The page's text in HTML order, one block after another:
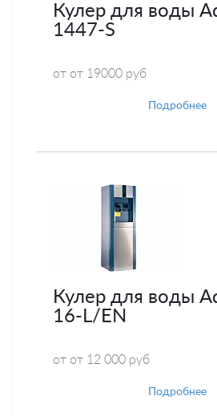
Кулер для воды
1447-S
от от 19000 руб
Подробнее
Кулер для воды
16-L/EN
от от 12 000 руб
Подробнее